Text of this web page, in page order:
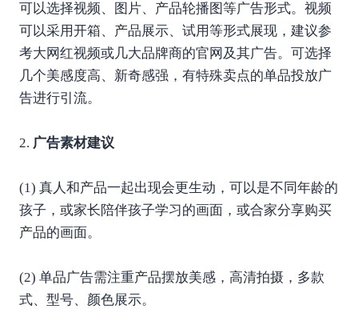
可以选择视频、图片、产品轮播图等广告形式。视频
可以采用开箱、产品展示、试用等形式展现，建议参
考大网红视频或几大品牌商的官网及其广告。可选择
几个美感度高、新奇感强，有特殊卖点的单品投放广
告进行引流。
2. 广告素材建议
(1) 真人和产品一起出现会更生动，可以是不同年龄的
孩子，或家长陪伴孩子学习的画面，或合家分享购买
产品的画面。
(2) 单品广告需注重产品摆放美感，高清拍摄，多款
式、型号、颜色展示。